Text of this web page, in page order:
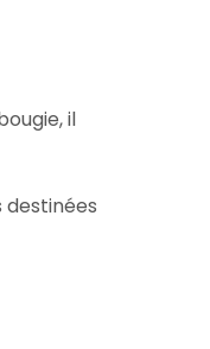
il
destinées